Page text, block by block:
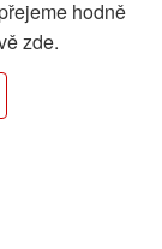
hodně
zde.